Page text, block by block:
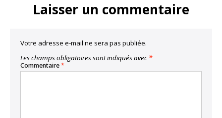
Laisser un commentaire
Votre adresse e-mail ne sera pas publiée.
Les champs obligatoires sont indiqués avec *
Commentaire*